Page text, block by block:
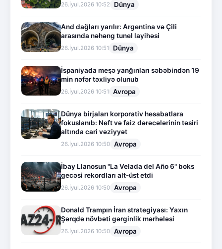
26.İyul.2026 10:52 Dünya
And dağları yarılır: Argentina və Çili
arasında nəhəng tunel layihəsi
26.İyul.2026 10:51 Dünya
İspaniyada meşə yanğınları səbəbindən 19
min nəfər təxliyə olunub
26.İyul.2026 10:51 Avropa
Dünya birjaları korporativ hesabatlara
fokuslanıb: Neft və faiz dərəcələrinin təsiri
altında cari vəziyyət
26.İyul.2026 10:50 Avropa
İbay Llanosun "La Velada del Año 6" boks
gecəsi rekordları alt-üst etdi
26.İyul.2026 10:50 Avropa
Donald Trampın İran strategiyası: Yaxın
Şərqdə növbəti gərginlik mərhələsi
26.İyul.2026 10:50 Avropa